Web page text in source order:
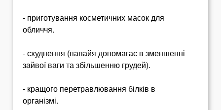
- приготування косметичних масок для
обличчя.
- схуднення (папайя допомагає в зменшенні
зайвої ваги та збільшенню грудей).
- кращого перетравлювання білків в
організмі.